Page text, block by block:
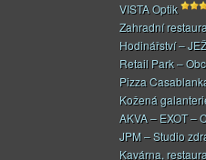
VISTA Optik
Zahradní
Hodinářství – JEŽ
Retail Park –
Pizza
Kožená
AKVA – EXOT –
JPM – Studio
Kavárna,